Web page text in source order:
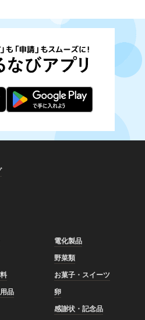
電化製品
野菜類
お菓子・スイーツ
品
卵
感謝状・記念品